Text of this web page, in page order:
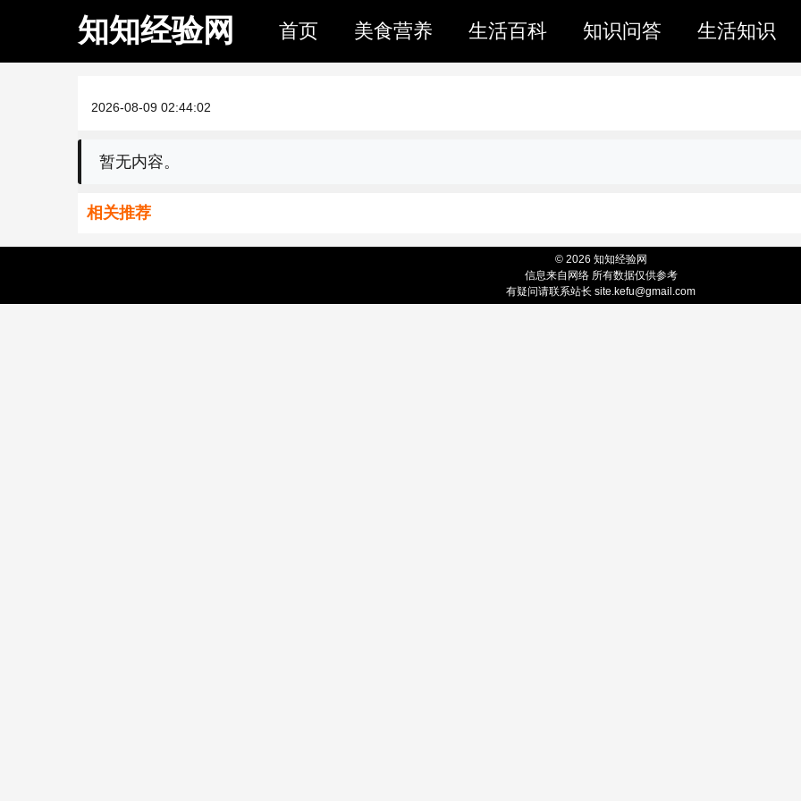
知知经验网 首页 美食营养 生活百科 知识问答 生活知识
2026-08-09 02:44:02
暂无内容。
相关推荐
© 2026 知知经验网
信息来自网络 所有数据仅供参考
有疑问请联系站长 site.kefu@gmail.com